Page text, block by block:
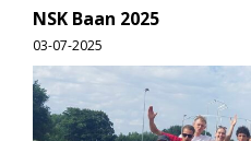
NSK Baan 2025
03-07-2025